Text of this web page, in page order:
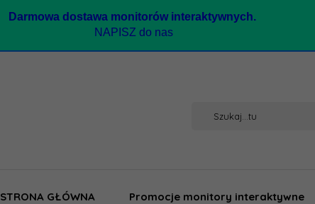
Darmowa dostawa monitorów interaktywnych.
NAPISZ do nas
STRONA GŁÓWNA Promocje monitory interaktywne